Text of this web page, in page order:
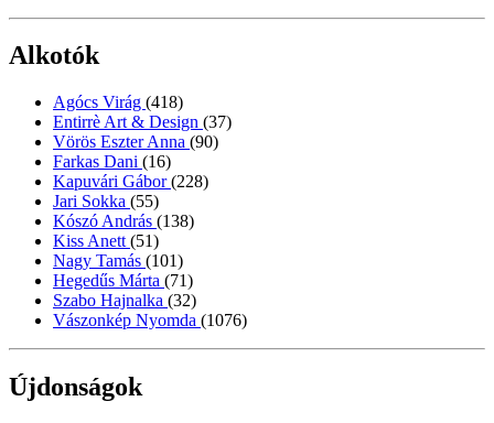
Alkotók
Agócs Virág (418)
Entirrè Art & Design (37)
Vörös Eszter Anna (90)
Farkas Dani (16)
Kapuvári Gábor(228)
Jari Sokka (55)
Kószó András (138)
Kiss Anett (51)
Nagy Tamás (101)
Hegedűs Márta (71)
Szabo Hajnalka (32)
Vászonkép Nyomda (1076)
Újdonságok